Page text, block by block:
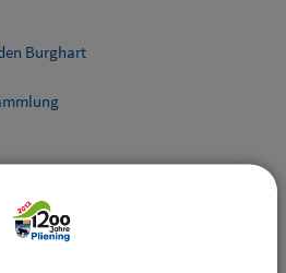
Burghart
als VCS-Kalenderdatei